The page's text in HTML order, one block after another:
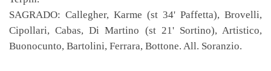
SAGRADO: Callegher, Karme (st 34' Paffetta), Brovelli,
Cipollari, Cabas, Di Martino (st 21' Sortino), Artistico,
Buonocunto, Bartolini, Ferrara, Bottone. All. Soranzio.